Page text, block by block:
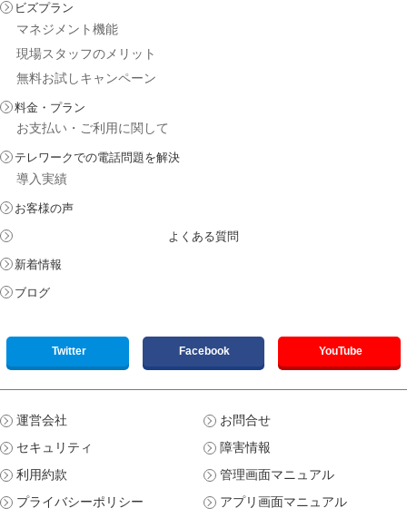
ビズプラン
マネジメント機能
現場スタッフのメリット
無料お試しキャンペーン
料金・プラン
お支払い・ご利用に関して
テレワークでの電話問題を解決
導入実績
お客様の声
よくある質問
新着情報
ブログ
Twitter Facebook YouTube
運営会社
セキュリティ
利用約款
プライバシーポリシー
お問合せ
障害情報
管理画面マニュアル
アプリ画面マニュアル